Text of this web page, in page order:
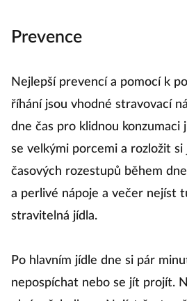
Prevence
Nejlepší prevencí a pomocí k
říhání jsou vhodné stravovací
dne čas pro klidnou konzumaci
se velkými porcemi a rozložit si
časových rozestupů během
a perlivé nápoje a večer nejíst
stravitelná jídla.
Po hlavním jídle dne si pár
nepospíchat nebo se jít projít.